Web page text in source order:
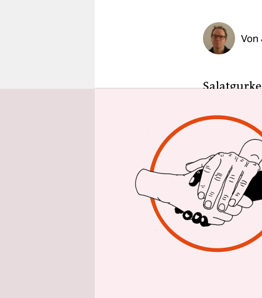
Von
spricht
Hookline
seiner
Dale spielt
Schlitten
Popkultur
sind
aus dem
der erste